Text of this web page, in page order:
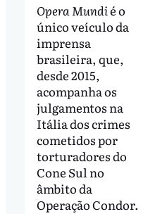
Opera Mundié o
único veículo da
imprensa
brasileira, que,
desde 2015,
acompanha os
julgamentos na
Itália dos crimes
cometidos por
torturadores do
Cone Sul no
âmbito da
Operação Condor.